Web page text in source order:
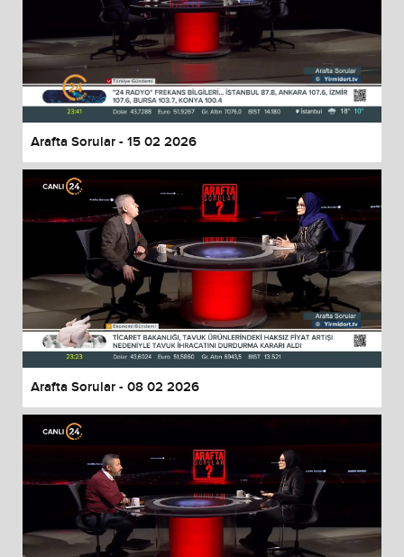
Arafta Sorular - 15 02 2026
Arafta Sorular - 08 02 2026